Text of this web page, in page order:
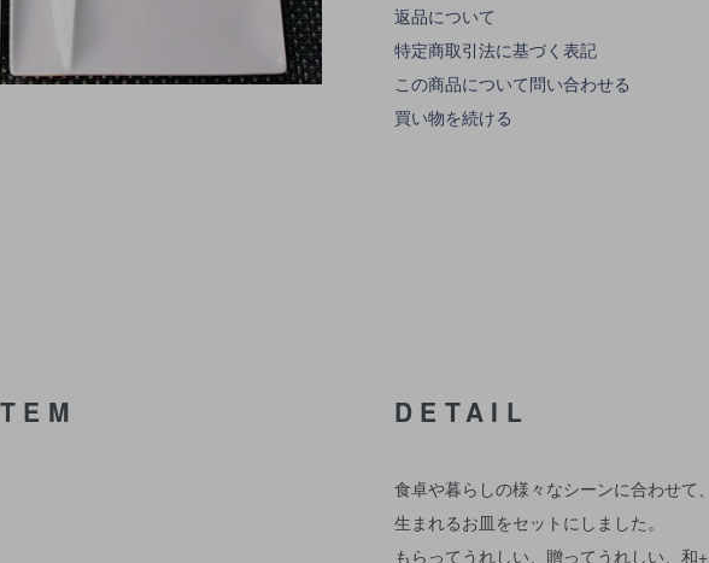
返品について
特定商取引法に基づく表記
この商品について問い合わせる
買い物を続ける
DETAIL
食卓や暮らしの様々なシーンに合わせて
生まれるお皿をセットにしました。
もらってうれしい、贈ってうれしい、和